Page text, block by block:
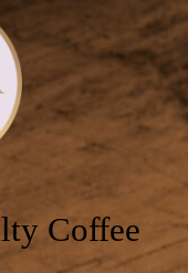
Coffee